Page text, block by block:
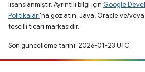
lisanslanmıştır. Ayrıntılı bilgi için Google
Politikaları'na göz atın. Java, Oracle ve/veya
tescilli ticari markasıdır.
Son güncelleme tarihi: 2026-01-23 UTC.